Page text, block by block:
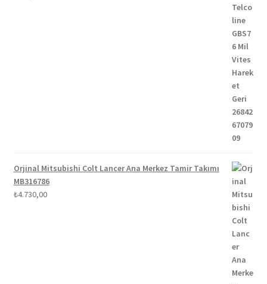
Orjinal Mitsubishi Colt Lancer Ana Merkez Tamir Takımı
MB316786
₺4.730,00